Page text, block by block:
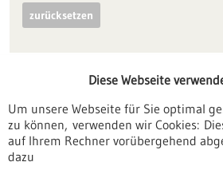
zurücksetzen
Nach oben
Diese Webseite
Um unsere Webseite für Sie optimal
zu können, verwenden wir Cookies:
auf Ihrem Rechner vorübergehend
dazu